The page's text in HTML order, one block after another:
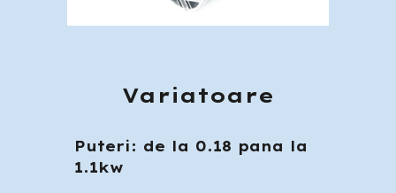
Variatoare
Puteri: de la 0.18 pana la
1.1kw